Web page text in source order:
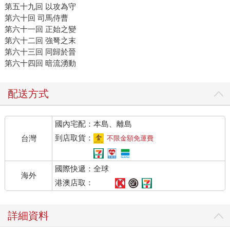
第五十九回 以攻為守
第六十回 司馬侍曹
第六十一回 正始之變
第六十二回 強弩之末
第六十三回 同歸於晉
第六十四回 暗流湧動
配送方式
台灣
國內宅配：本島、離島
到店取貨：
不限金額免運費
海外
國際快遞：全球
港澳店取：
詳細資料